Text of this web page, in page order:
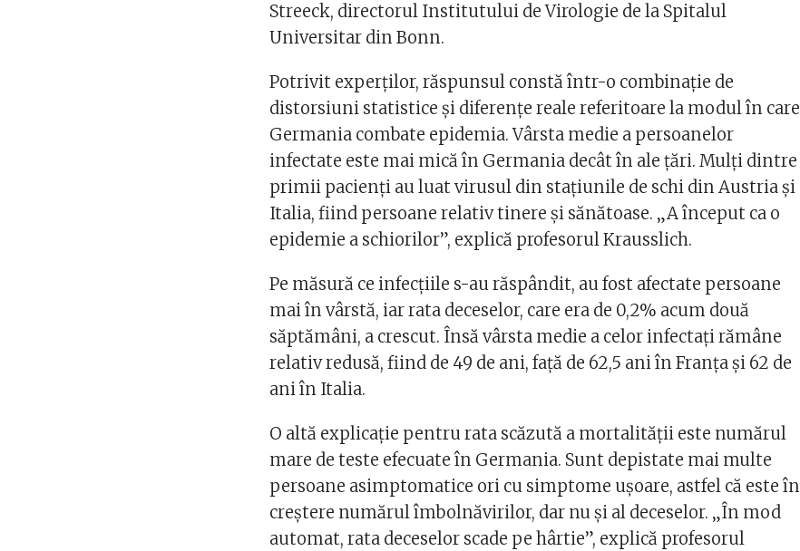
Streeck, directorul Institutului de Virologie de la Spitalul
Universitar din Bonn.
Potrivit experţilor, răspunsul constă într-o combinaţie de
distorsiuni statistice şi diferenţe reale referitoare la modul în care
Germania combate epidemia. Vârsta medie a persoanelor
infectate este mai mică în Germania decât în ale ţări. Mulţi dintre
primii pacienţi au luat virusul din staţiunile de schi din Austria şi
Italia, fiind persoane relativ tinere şi sănătoase. „A început ca o
epidemie a schiorilor”, explică profesorul Krausslich.
Pe măsură ce infecţiile s-au răspândit, au fost afectate persoane
mai în vârstă, iar rata deceselor, care era de 0,2% acum două
săptămâni, a crescut. Însă vârsta medie a celor infectaţi rămâne
relativ redusă, fiind de 49 de ani, faţă de 62,5 ani în Franţa şi 62 de
ani în Italia.
O altă explicaţie pentru rata scăzută a mortalităţii este numărul
mare de teste efecuate în Germania. Sunt depistate mai multe
persoane asimptomatice ori cu simptome uşoare, astfel că este în
creştere numărul îmbolnăvirilor, dar nu şi al deceselor. „În mod
automat, rata deceselor scade pe hârtie”, explică profesorul